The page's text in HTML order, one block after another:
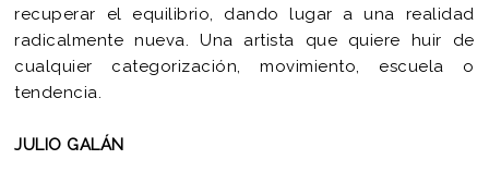
recuperar el equilibrio, dando lugar a una realidad
radicalmente nueva. Una artista que quiere huir de
cualquier categorización, movimiento, escuela o
tendencia.
JULIO GALÁN